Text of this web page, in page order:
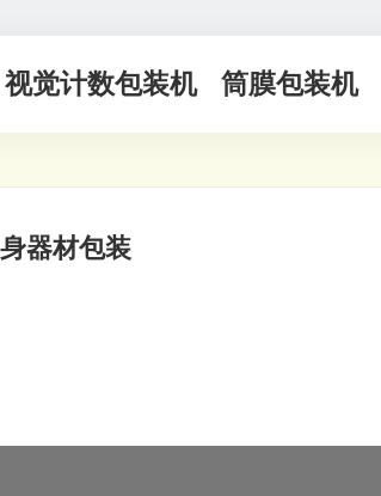
视觉计数包装机 筒膜包装机
器材包装